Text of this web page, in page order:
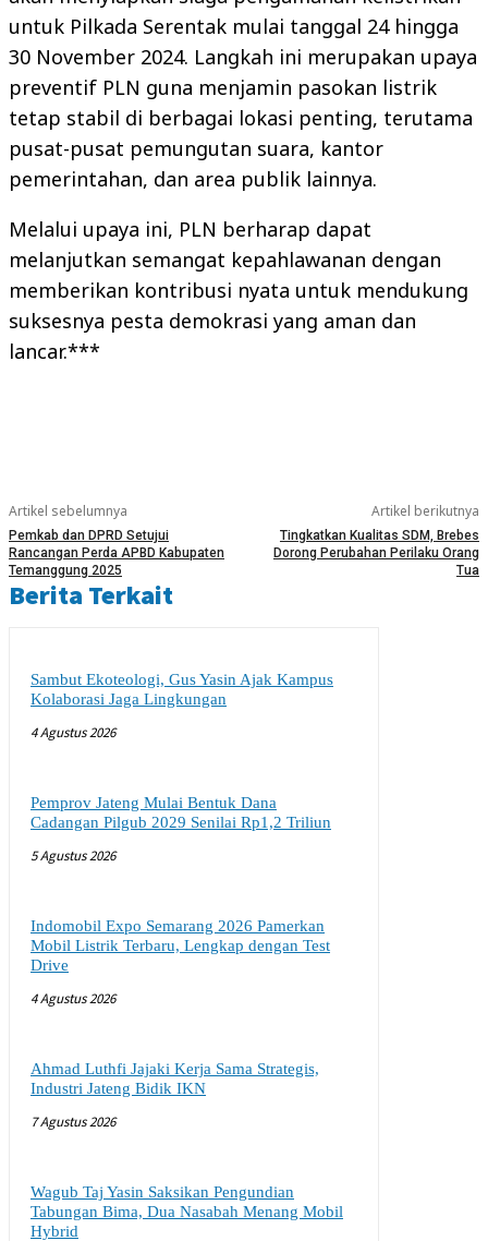
untuk Pilkada Serentak mulai tanggal 24 hingga
30 November 2024. Langkah ini merupakan upaya
preventif PLN guna menjamin pasokan listrik
tetap stabil di berbagai lokasi penting, terutama
pusat-pusat pemungutan suara, kantor
pemerintahan, dan area publik lainnya.
Melalui upaya ini, PLN berharap dapat
melanjutkan semangat kepahlawanan dengan
memberikan kontribusi nyata untuk mendukung
suksesnya pesta demokrasi yang aman dan
lancar.***
Artikel sebelumnya
Pemkab dan DPRD Setujui
Rancangan Perda APBD Kabupaten
Temanggung 2025
Artikel berikutnya
Tingkatkan Kualitas SDM, Brebes
Dorong Perubahan Perilaku Orang
Tua
Berita Terkait
Sambut Ekoteologi, Gus Yasin Ajak Kampus
Kolaborasi Jaga Lingkungan
4 Agustus 2026
Pemprov Jateng Mulai Bentuk Dana
Cadangan Pilgub 2029 Senilai Rp1,2 Triliun
5 Agustus 2026
Indomobil Expo Semarang 2026 Pamerkan
Mobil Listrik Terbaru, Lengkap dengan Test
Drive
4 Agustus 2026
Ahmad Luthfi Jajaki Kerja Sama Strategis,
Industri Jateng Bidik IKN
7 Agustus 2026
Wagub Taj Yasin Saksikan Pengundian
Tabungan Bima, Dua Nasabah Menang Mobil
Hybrid